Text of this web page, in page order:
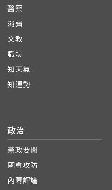
醫藥
消費
文教
職場
知天氣
知運勢
政治
黨政要聞
國會攻防
內幕評論